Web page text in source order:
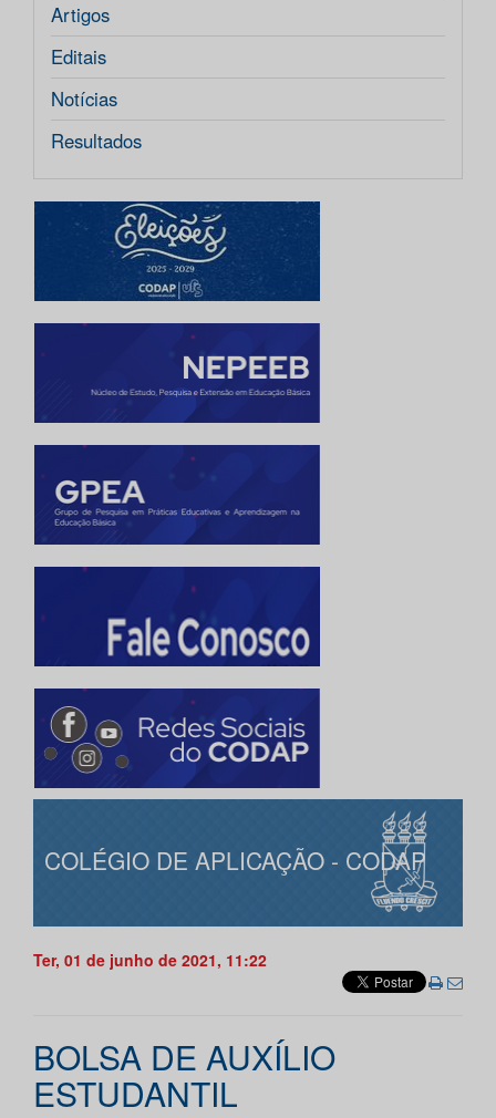
Artigos
Editais
Notícias
Resultados
COLÉGIO DE APLICAÇÃO - CODAP
Ter, 01 de junho de 2021, 11:22
BOLSA DE AUXÍLIO
ESTUDANTIL